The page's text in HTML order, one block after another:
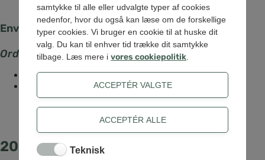
Envafors
Ordinær generalforsamling 3. juni
Indkaldelse
2024
samtykke til alle eller udvalgte typer af cookies
nedenfor, hvor du også kan læse om de forskellige
typer cookies. Vi bruger en cookie til at huske dit
valg. Du kan til enhver tid trække dit samtykke
tilbage. Læs mere i vores cookiepolitik
Teknisk